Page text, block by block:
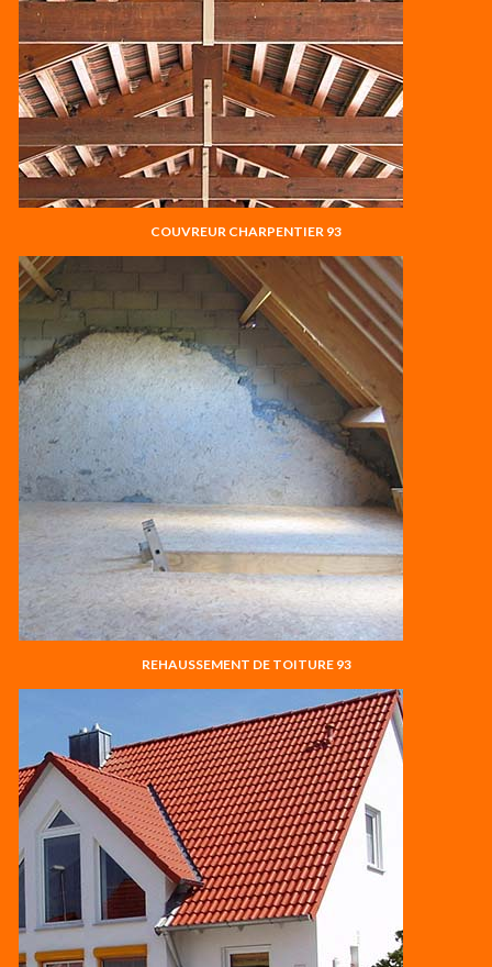
COUVREUR CHARPENTIER 93
REHAUSSEMENT DE TOITURE 93